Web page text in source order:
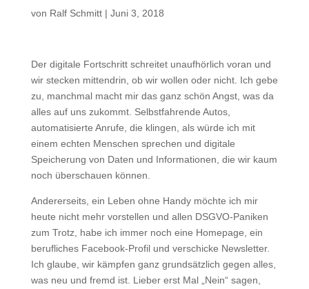
von Ralf Schmitt| Juni 3, 2018
Der digitale Fortschritt schreitet unaufhörlich voran und
wir stecken mittendrin, ob wir wollen oder nicht. Ich gebe
zu, manchmal macht mir das ganz schön Angst, was da
alles auf uns zukommt. Selbstfahrende Autos,
automatisierte Anrufe, die klingen, als würde ich mit
einem echten Menschen sprechen und digitale
Speicherung von Daten und Informationen, die wir kaum
noch überschauen können.
Andererseits, ein Leben ohne Handy möchte ich mir
heute nicht mehr vorstellen und allen DSGVO-Paniken
zum Trotz, habe ich immer noch eine Homepage, ein
berufliches Facebook-Profil und verschicke Newsletter.
Ich glaube, wir kämpfen ganz grundsätzlich gegen alles,
was neu und fremd ist. Lieber erst Mal „Nein“ sagen,